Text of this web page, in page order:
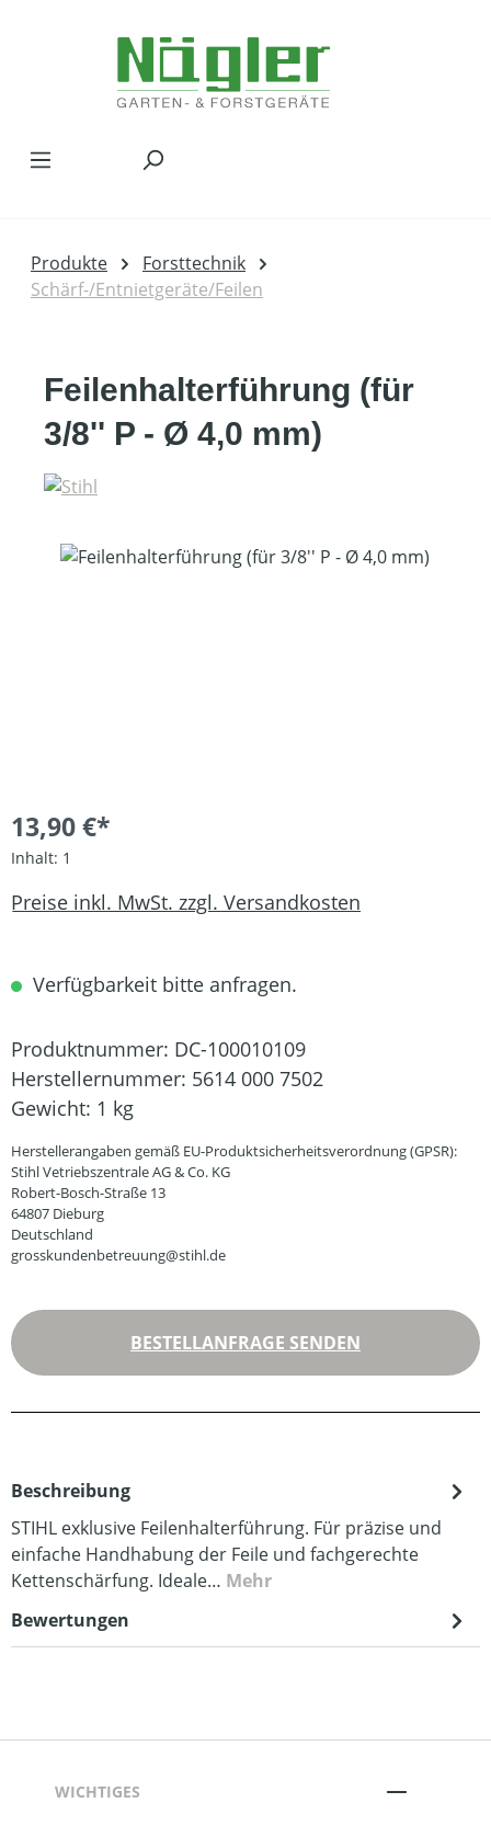
Produkte
Forsttechnik
Schärf-/Entnietgeräte/Feilen
Feilenhalterführung (für
3/8'' P - Ø 4,0 mm)
Bildergalerie überspringen
13,90 €*
Inhalt: 1
Preise inkl. MwSt. zzgl. Versandkosten
Verfügbarkeit bitte anfragen.
Produktnummer: DC-100010109
Herstellernummer: 5614 000 7502
Gewicht: 1 kg
Herstellerangaben gemäß EU-Produktsicherheitsverordnung (GPSR):
Stihl Vetriebszentrale AG & Co. KG
Robert-Bosch-Straße 13
64807 Dieburg
Deutschland
grosskundenbetreuung@stihl.de
BESTELLANFRAGE SENDEN
Beschreibung
STIHL exklusive Feilenhalterführung. Für präzise und
einfache Handhabung der Feile und fachgerechte
Kettenschärfung. Ideale… Mehr
Bewertungen
WICHTIGES